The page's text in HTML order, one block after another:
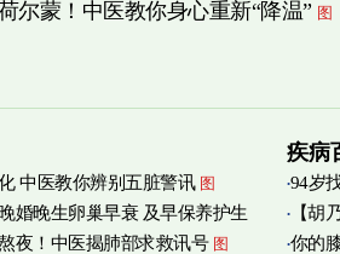
尔蒙！中医教你身心重新“降温” 图
中医教你辨别五脏警讯 图
婚晚生卵巢早衰 及早保养护生
夜！中医揭肺部求救讯号 图
疾病
94岁
【胡
自救
你的